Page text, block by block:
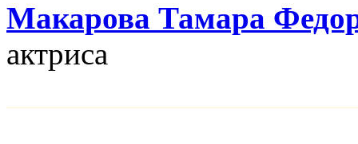
Макарова Тамара
актриса